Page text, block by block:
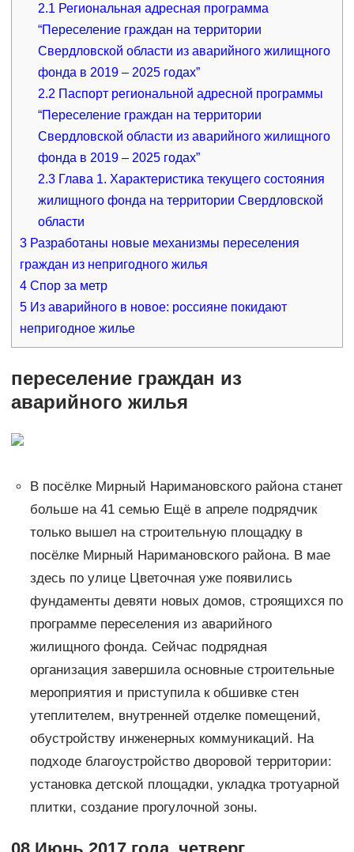
2.1 Региональная адресная программа
“Переселение граждан на территории
Свердловской области из аварийного жилищного
фонда в 2019 – 2025 годах”
2.2 Паспорт региональной адресной программы
“Переселение граждан на территории
Свердловской области из аварийного жилищного
фонда в 2019 – 2025 годах”
2.3 Глава 1. Характеристика текущего состояния
жилищного фонда на территории Свердловской
области
3Разработаны новые механизмы переселения
граждан из непригодного жилья
4Спор за метр
5Из аварийного в новое: россияне покидают
непригодное жилье
переселение граждан из
аварийного жилья
В посёлке Мирный Наримановского района станет
больше на 41 семью Ещё в апреле подрядчик
только вышел на строительную площадку в
посёлке Мирный Наримановского района. В мае
здесь по улице Цветочная уже появились
фундаменты девяти новых домов, строящихся по
программе переселения из аварийного
жилищного фонда. Сейчас подрядная
организация завершила основные строительные
мероприятия и приступила к обшивке стен
утеплителем, внутренней отделке помещений,
обустройству инженерных коммуникаций. На
подходе благоустройство дворовой территории:
установка детской площадки, укладка тротуарной
плитки, создание прогулочной зоны.